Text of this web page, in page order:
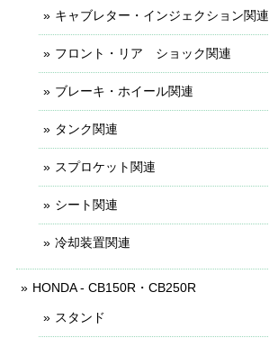
キャブレター・インジェクション関連
フロント・リア ショック関連
ブレーキ・ホイール関連
タンク関連
スプロケット関連
シート関連
冷却装置関連
HONDA - CB150R・CB250R
スタンド